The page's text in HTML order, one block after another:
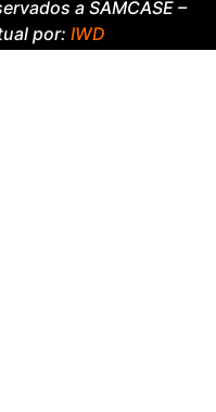
a SAMCASE –
por: IWD